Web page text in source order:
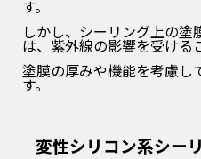
す。
しかし、シーリング上の
は、紫外線の影響を受ける
塗膜の厚みや機能を考慮し
す。
変性シリコン系シー